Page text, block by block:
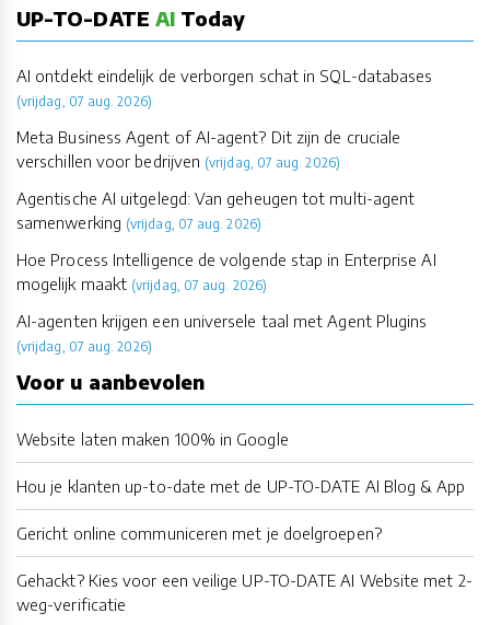
UP-TO-DATE AI Today
AI ontdekt eindelijk de verborgen schat in SQL-databases
(vrijdag, 07 aug. 2026)
Meta Business Agent of AI-agent? Dit zijn de cruciale
verschillen voor bedrijven (vrijdag, 07 aug. 2026)
Agentische AI uitgelegd: Van geheugen tot multi-agent
samenwerking (vrijdag, 07 aug. 2026)
Hoe Process Intelligence de volgende stap in Enterprise AI
mogelijk maakt (vrijdag, 07 aug. 2026)
AI-agenten krijgen een universele taal met Agent Plugins
(vrijdag, 07 aug. 2026)
Voor u aanbevolen
Website laten maken 100% in Google
Hou je klanten up-to-date met de UP-TO-DATE AI Blog & App
Gericht online communiceren met je doelgroepen?
Gehackt? Kies voor een veilige UP-TO-DATE AI Website met 2-
weg-verificatie